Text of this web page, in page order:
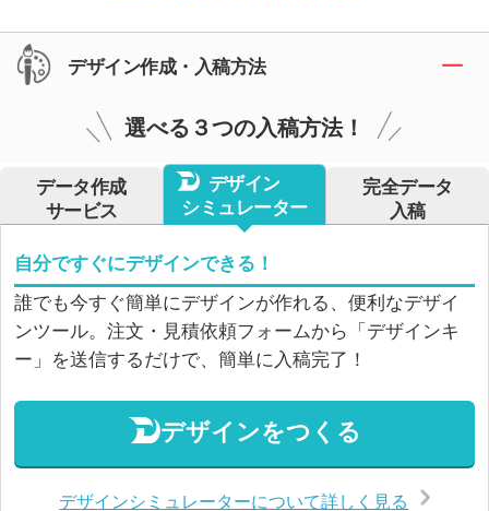
デザイン作成・入稿方法
選べる３つの入稿方法！
データ作成
サービス
デザイン
シミュレーター
完全データ
入稿
自分ですぐにデザインできる！
誰でも今すぐ簡単にデザインが作れる、便利なデザイ
ンツール。注文・見積依頼フォームから「デザインキ
ー」を送信するだけで、簡単に入稿完了！
デザインをつくる
デザインシミュレーターについて詳しく見る